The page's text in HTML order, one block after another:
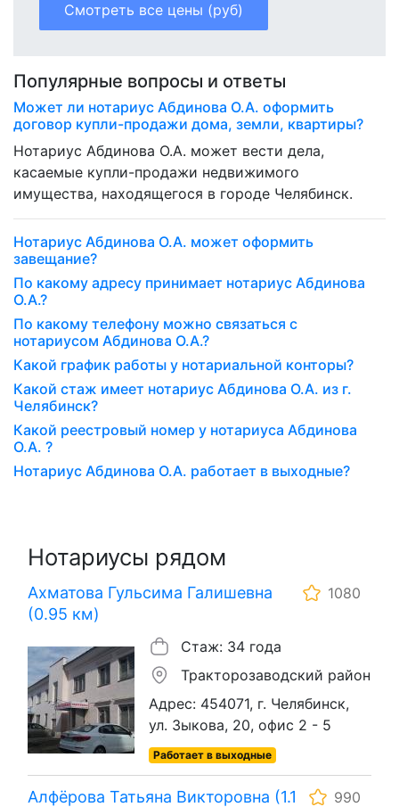
Смотреть все цены (руб)
Популярные вопросы и ответы
Может ли нотариус Абдинова О.А. оформить
договор купли-продажи дома, земли, квартиры?
Нотариус Абдинова О.А. может вести дела,
касаемые купли-продажи недвижимого
имущества, находящегося в городе Челябинск.
Нотариус Абдинова О.А. может оформить
завещание?
По какому адресу принимает нотариус Абдинова
О.А.?
По какому телефону можно связаться с
нотариусом Абдинова О.А.?
Какой график работы у нотариальной конторы?
Какой стаж имеет нотариус Абдинова О.А. из г.
Челябинск?
Какой реестровый номер у нотариуса Абдинова
О.А. ?
Нотариус Абдинова О.А. работает в выходные?
Нотариусы рядом
Ахматова Гульсима Галишевна
(0.95 км)
1080
Стаж: 34 года
Тракторозаводский район
Адрес: 454071, г. Челябинск,
ул. Зыкова, 20, офис 2 - 5
Работает в выходные
Алфёрова Татьяна Викторовна (1.1
990